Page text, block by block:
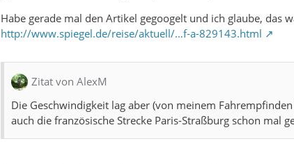
Habe gerade mal den Artikel gegoogelt und ich glaube, das
http://www.spiegel.de/reise/aktuell/…f-a-829143.html
Zitat von AlexM
Die Geschwindigkeit lag aber (von meinem
auch die französische Strecke Paris-Straßburg schon mal